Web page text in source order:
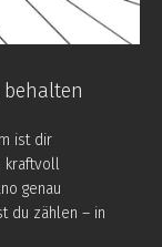
ist dir
kraftvoll
genau
du zählen – in